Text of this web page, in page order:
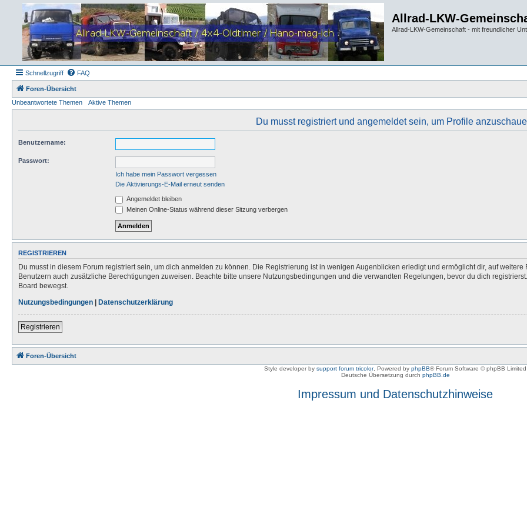
Allrad-LKW-
Allrad-LKW-Gemeinschaft - mit freundlicher
Schnellzugriff FAQ
Foren-Übersicht
Unbeantwortete Themen
Aktive Themen
Du musst registriert und angemeldet sein, um Profile
Benutzername:
Passwort:
Ich habe mein Passwort vergessen
Die Aktivierungs-E-Mail erneut senden
Angemeldet bleiben
Meinen Online-Status während dieser Sitzung verbergen
REGISTRIEREN
Du musst in diesem Forum registriert sein, um dich anmelden zu können. Die Registrierung ist in wenigen Augenblicken erledigt und ermöglicht dir, auf
Benutzern auch zusätzliche Berechtigungen zuweisen. Beachte bitte unsere Nutzungsbedingungen und die verwandten Regelungen, bevor du dich
Board bewegst.
Nutzungsbedingungen | Datenschutzerklärung
Registrieren
Foren-Übersicht
Style developer by support forum tricolor, Powered by phpBB® Forum Software © phpBB Limited
Deutsche Übersetzung durch phpBB.de
Impressum und Datenschutzhinweise